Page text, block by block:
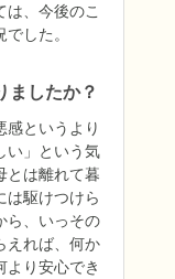
は、今後のこ
した。
ましたか？
感というより
い」という気
とは離れて暮
は駆けつけら
ら、いっその
えれば、何か
より安心でき